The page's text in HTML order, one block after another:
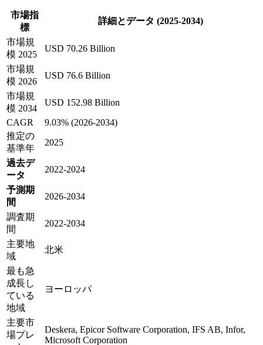
市場指
標
詳細とデータ (2025-2034)
市場規
模 2025
USD 70.26 Billion
市場規
模 2026
USD 76.6 Billion
市場規
模 2034
USD 152.98 Billion
CAGR
9.03% (2026-2034)
推定の
基準年
2025
過去デ
ータ
2022-2024
予測期
間
2026-2034
調査期
間
2022-2034
主要地
域
北米
最も急
成長し
ている
地域
ヨーロッパ
主要市
場プレ
Deskera, Epicor Software Corporation, IFS AB, Infor,
Microsoft Corporation